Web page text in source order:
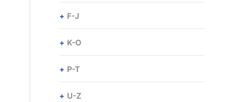
F-J
K-O
P-T
U-Z